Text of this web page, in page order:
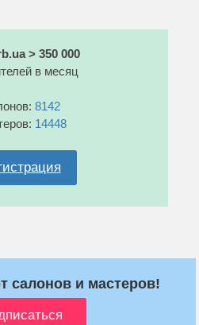
> 350 000
в месяц
8142
14448
салонов и мастеров!